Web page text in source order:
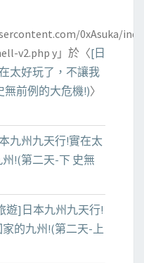
0xAsuka/
v2.php y 」於〈[日
太好玩了，不讓我
無前例的大危機!)〉
九州九天行!實在太
!(第二天-下 史無
遊]日本九州九天行!
的九州!(第二天-上